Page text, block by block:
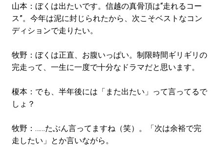
山本：ぼくは出たいです。信越の真骨頂は“走れるコー
ス”。今年は泥に封じられたから、次こそベストなコン
ディションで走りたい。
牧野：ぼくは正直、お腹いっぱい。制限時間ギリギリの
完走って、一生に一度で十分なドラマだと思います。
榎本：でも、半年後には「また出たい」って言ってるで
しょ？
牧野：……たぶん言ってますね（笑）。「次は余裕で完
走したい」とか言いながら。